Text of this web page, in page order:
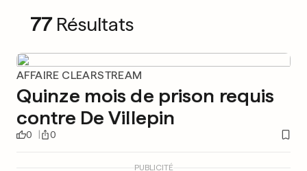
77 Résultats
AFFAIRE CLEARSTREAM
Quinze mois de prison requis
contre De Villepin
0 0
PUBLICITÉ